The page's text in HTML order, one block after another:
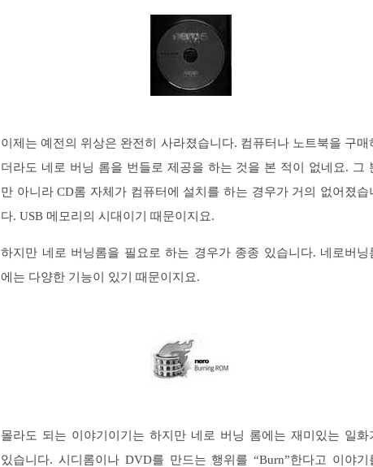
이제는 예전의 위상은 완전히 사라졌습니다. 컴퓨터나 노트북을 구매
더라도 네로 버닝 롬을 번들로 제공을 하는 것을 본 적이 없네요. 그
만 아니라 CD롬 자체가 컴퓨터에 설치를 하는 경우가 거의 없어졌습
다. USB 메모리의 시대이기 때문이지요.
하지만 네로 버닝롬을 필요로 하는 경우가 종종 있습니다. 네로버닝
에는 다양한 기능이 있기 때문이지요.
몰라도 되는 이야기이기는 하지만 네로 버닝 롬에는 재미있는 일화
있습니다. 시디롬이나 DVD를 만드는 행위를 “Burn”한다고 이야기